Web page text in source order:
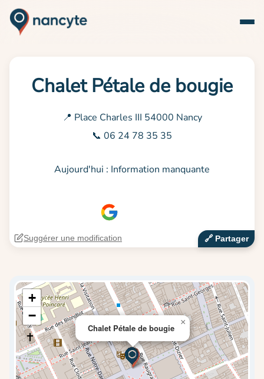
Chalet Pétale de bougie
📍 Place Charles III 54000 Nancy
📞 06 24 78 35 35
Aujourd'hui : Information manquante
🔗‍️ Partager
Suggérer une modification
Chalet Pétale de bougie
×
+
−